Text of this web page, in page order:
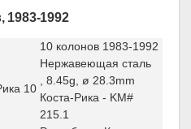
1983-1992
10 колонов 1983-1992
Нержавеющая сталь
, 8.45g, ø 28.3mm
Коста-Рика - KM#
215.1